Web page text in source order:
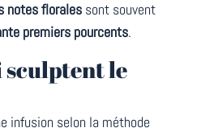
notes floralessont souvent
premiers pourcents.
sculptent le
infusion selon la méthode